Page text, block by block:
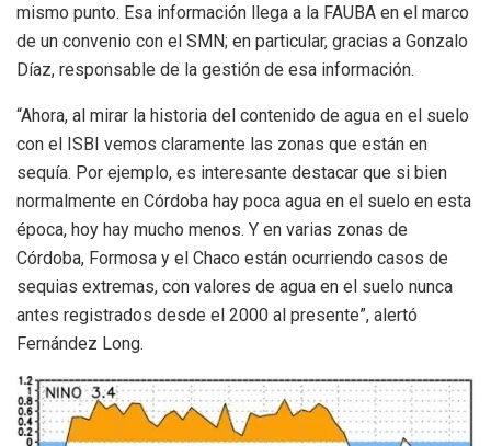
mismo punto. Esa información llega a la FAUBA en el marco
de un convenio con el SMN; en particular, gracias a Gonzalo
Díaz, responsable de la gestión de esa información.
“Ahora, al mirar la historia del contenido de agua en el suelo
con el ISBI vemos claramente las zonas que están en
sequía. Por ejemplo, es interesante destacar que si bien
normalmente en Córdoba hay poca agua en el suelo en esta
época, hoy hay mucho menos. Y en varias zonas de
Córdoba, Formosa y el Chaco están ocurriendo casos de
sequias extremas, con valores de agua en el suelo nunca
antes registrados desde el 2000 al presente”, alertó
Fernández Long.